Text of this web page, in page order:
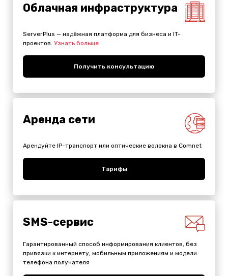
Облачная инфраструктура
ServerPlus — надёжная платформа для бизнеса и IT-
проектов. Узнать больше
Получить консультацию
Аренда сети
Арендуйте IP-транспорт или оптические волокна в Comnet
Тарифы
SMS-сервис
Гарантированный способ информирования клиентов, без
привязки к интернету, мобильным приложениям и модели
телефона получателя